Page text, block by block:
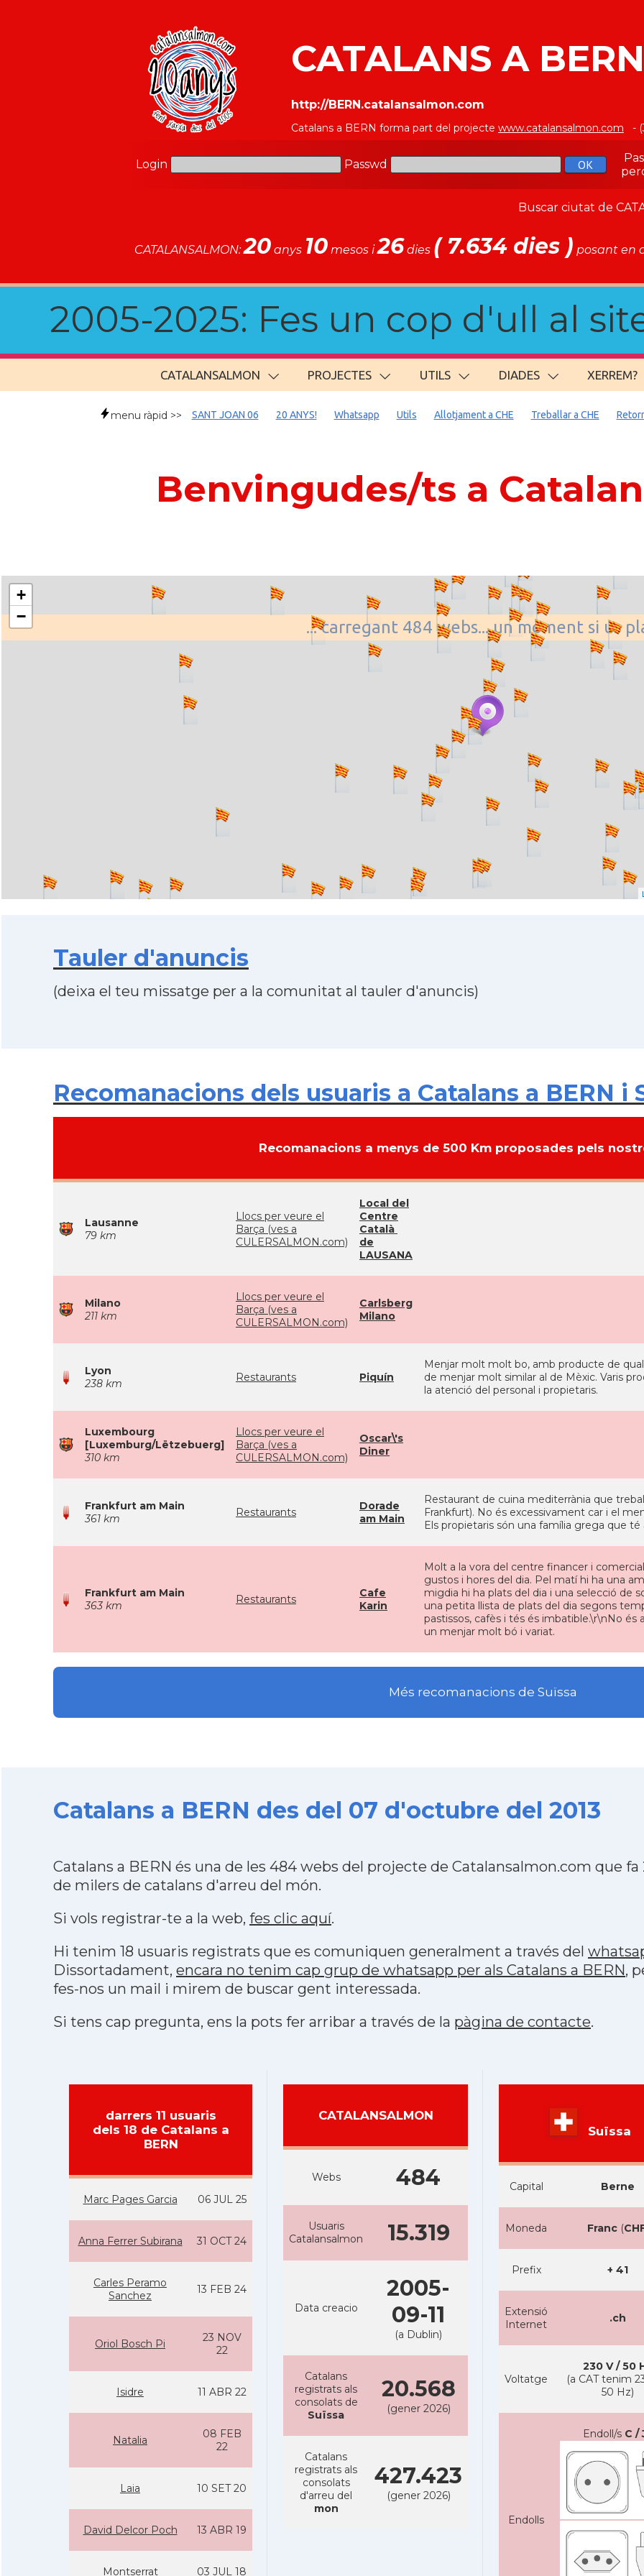
CATALANS A BERN
http://BERN.catalansalmon.com
Catalans a BERN forma part del projecte www.catalansalmon.com -
Login Passwd
Buscar ciutat de
CATALANSALMON:20anys 10mesos i26dies ( 7.634 dies ) posant en
2005-2025: Fes un cop d'ull al
CATALANSALMON PROJECTES UTILS DIADES XERREM?
menu ràpid >> SANT JOAN 06 20 ANYS! Whatsapp Utils Allotjament a CHE Treballar a CHE
Benvingudes/ts a
... carregant 484 webs... un moment si us
+
−
Tauler d'anuncis
(deixa el teu missatge per a la comunitat al tauler d'anuncis)
Recomanacions dels usuaris a Catalans a BERN i
Recomanacions a menys de 500 Km proposades pels
Lausanne
79 km
Llocs per veure el
Barça (ves a
CULERSALMON.com)
Local del
Centre
Català
de
LAUSANA
Milano
211 km
Llocs per veure el
Barça (ves a
CULERSALMON.com)
Carlsberg
Milano
Lyon
238 km
Restaurants Piquín
Menjar molt molt bo, amb producte de
de menjar molt similar al de Mèxic. Varis
la atenció del personal i propietaris.
Luxembourg
[Luxemburg/Lëtzebuerg]
310 km
Llocs per veure el
Barça (ves a
CULERSALMON.com)
Oscar\'s
Diner
Frankfurt am Main
361 km
Restaurants
Dorade
am Main
Restaurant de cuina mediterrània que
Frankfurt). No és excessivament car i el
Els propietaris són una família grega que té
Frankfurt am Main
363 km
Restaurants
Cafe
Karin
Molt a la vora del centre financer i
gustos i hores del dia. Pel matí hi ha una
migdia hi ha plats del dia i una selecció de
una petita llista de plats del dia segons
pastissos, cafès i tés és imbatible.\r\nNo
un menjar molt bó i variat.
Més recomanacions de Suïssa
Catalans a BERN des del 07 d'octubre del 2013
Catalans a BERN és una de les 484 webs del projecte de Catalansalmon.com que
de milers de catalans d'arreu del món.
Si vols registrar-te a la web, fes clic aquí.
Hi tenim 18 usuaris registrats que es comuniquen generalment a través del
Dissortadament, encara no tenim cap grup de whatsapp per als Catalans a BERN,
fes-nos un mail i mirem de buscar gent interessada.
Si tens cap pregunta, ens la pots fer arribar a través de la pàgina de contacte.
darrers 11 usuaris
dels 18 de Catalans a
BERN
Marc Pages Garcia 06 JUL 25
Anna Ferrer Subirana 31 OCT 24
Carles Peramo
Sanchez
13 FEB 24
Oriol Bosch Pi
23 NOV
22
Isidre 11 ABR 22
Natalia
08 FEB
22
Laia 10 SET 20
David Delcor Poch 13 ABR 19
Montserrat 03 JUL 18
CATALANSALMON
Webs 484
Usuaris
Catalansalmon
15.319
Data creacio
2005-
09-11
(a Dublin)
Catalans
registrats als
consolats de
Suïssa
20.568
(gener 2026)
Catalans
registrats als
consolats
d'arreu del
mon
427.423
(gener 2026)
Suïssa
Capital Berne
Moneda Franc(
Prefix + 41
Extensió
Internet
.ch
Voltatge
230 V / 50
(a CAT tenim
50 Hz)
Endolls
Endoll/s C /